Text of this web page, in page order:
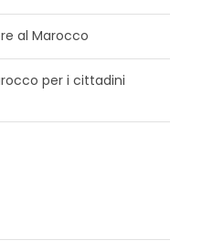
al Marocco
per i cittadini